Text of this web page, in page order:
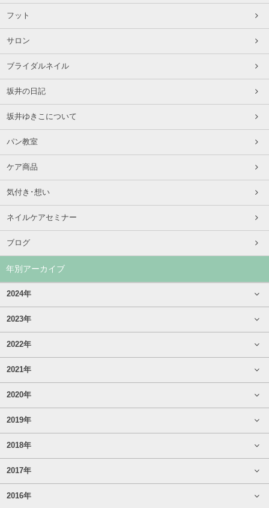
フット
サロン
ブライダルネイル
坂井の日記
坂井ゆきこについて
パン教室
ケア商品
気付き･想い
ネイルケアセミナー
ブログ
年別アーカイブ
2024年
2023年
2022年
2021年
2020年
2019年
2018年
2017年
2016年